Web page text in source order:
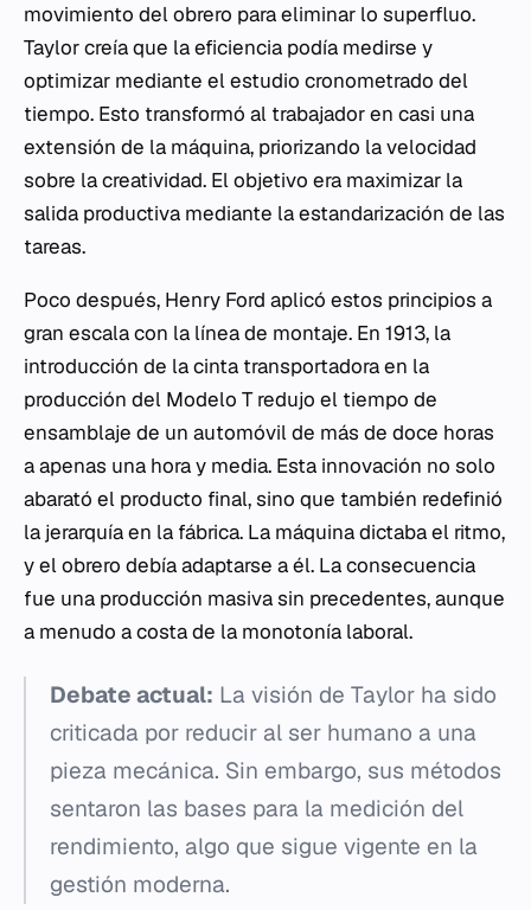
movimiento del obrero para eliminar lo superfluo.
Taylor creía que la eficiencia podía medirse y
optimizar mediante el estudio cronometrado del
tiempo. Esto transformó al trabajador en casi una
extensión de la máquina, priorizando la velocidad
sobre la creatividad. El objetivo era maximizar la
salida productiva mediante la estandarización de las
tareas.
Poco después, Henry Ford aplicó estos principios a
gran escala con la línea de montaje. En 1913, la
introducción de la cinta transportadora en la
producción del Modelo T redujo el tiempo de
ensamblaje de un automóvil de más de doce horas
a apenas una hora y media. Esta innovación no solo
abarató el producto final, sino que también redefinió
la jerarquía en la fábrica. La máquina dictaba el ritmo,
y el obrero debía adaptarse a él. La consecuencia
fue una producción masiva sin precedentes, aunque
a menudo a costa de la monotonía laboral.
Debate actual: La visión de Taylor ha sido
criticada por reducir al ser humano a una
pieza mecánica. Sin embargo, sus métodos
sentaron las bases para la medición del
rendimiento, algo que sigue vigente en la
gestión moderna.